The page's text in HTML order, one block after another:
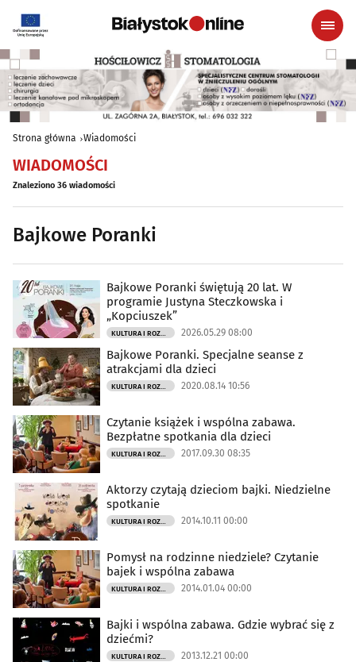
Strona główna Wiadomości
WIADOMOŚCI
Znaleziono 36 wiadomości
Bajkowe Poranki
Bajkowe Poranki świętują 20 lat. W
programie Justyna Steczkowska i
„Kopciuszek”
KULTURA I ROZRYWKA 2026.05.29 08:00
Bajkowe Poranki. Specjalne seanse z
atrakcjami dla dzieci
KULTURA I ROZRYWKA 2020.08.14 10:56
Czytanie książek i wspólna zabawa.
Bezpłatne spotkania dla dzieci
KULTURA I ROZRYWKA 2017.09.30 08:35
Aktorzy czytają dzieciom bajki. Niedzielne
spotkanie
KULTURA I ROZRYWKA 2014.10.11 00:00
Pomysł na rodzinne niedziele? Czytanie
bajek i wspólna zabawa
KULTURA I ROZRYWKA 2014.01.04 00:00
Bajki i wspólna zabawa. Gdzie wybrać się z
dziećmi?
KULTURA I ROZRYWKA 2013.12.21 00:00